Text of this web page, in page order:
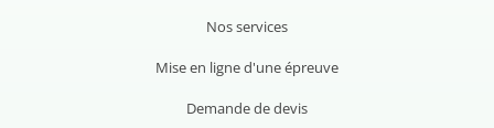
Nos services
Mise en ligne d'une épreuve
Demande de devis